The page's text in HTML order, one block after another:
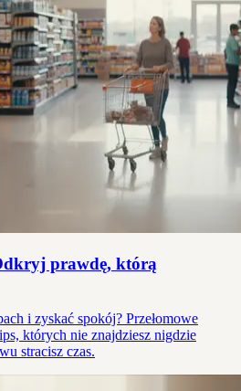
prawdę, którą
i zyskać spokój? Przełomowe
których nie znajdziesz nigdzie
stracisz czas.